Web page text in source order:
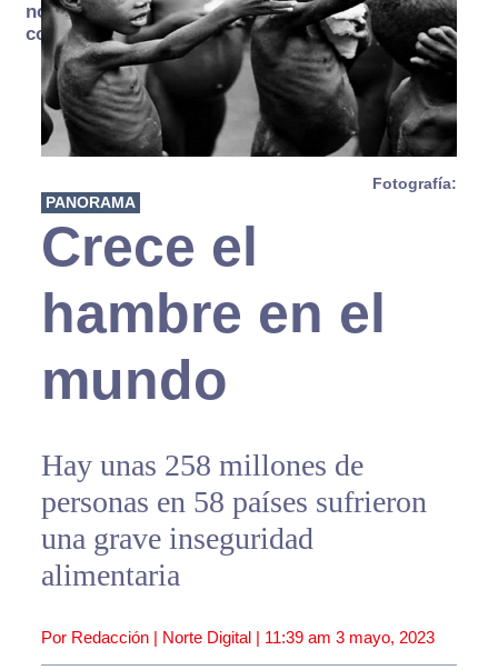
no se
consume
Fotografía:
PANORAMA
Crece el
hambre en el
mundo
Hay unas 258 millones de
personas en 58 países sufrieron
una grave inseguridad
alimentaria
Por Redacción | Norte Digital | 11:39 am 3 mayo, 2023